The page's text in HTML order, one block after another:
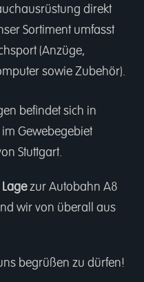
direkt
Sortiment umfasst
(Anzüge,
sowie Zubehör).
befindet sich in
im Gewebegebiet
Stuttgart.
zur Autobahn A8
wir von überall aus
begrüßen zu dürfen!